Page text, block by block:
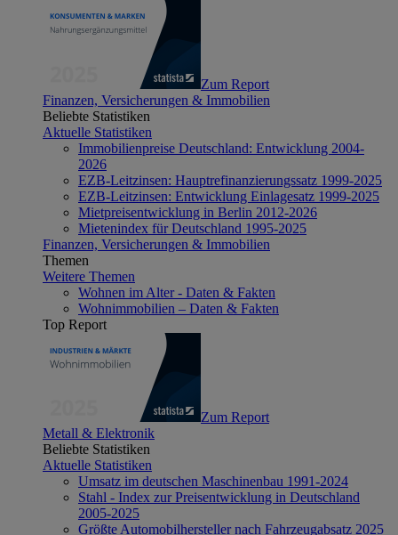
Zum Report
Finanzen, Versicherungen & Immobilien
Beliebte Statistiken
Aktuelle Statistiken
Immobilienpreise Deutschland: Entwicklung 2004-
2026
EZB-Leitzinsen: Hauptrefinanzierungssatz 1999-2025
EZB-Leitzinsen: Entwicklung Einlagesatz 1999-2025
Mietpreisentwicklung in Berlin 2012-2026
Mietenindex für Deutschland 1995-2025
Finanzen, Versicherungen & Immobilien
Themen
Weitere Themen
Wohnen im Alter - Daten & Fakten
Wohnimmobilien – Daten & Fakten
Top Report
Zum Report
Metall & Elektronik
Beliebte Statistiken
Aktuelle Statistiken
Umsatz im deutschen Maschinenbau 1991-2024
Stahl - Index zur Preisentwicklung in Deutschland
2005-2025
Größte Automobilhersteller nach Fahrzeugabsatz 2025